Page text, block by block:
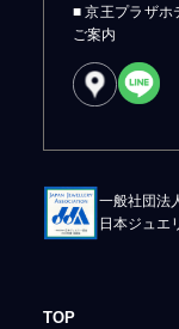
■ 京王プラザホ
ご案内
一般社団法
日本ジュエ
TOP